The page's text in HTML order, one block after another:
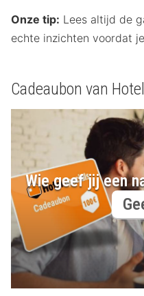
Onze tip: Lees altijd de
echte inzichten voordat
Cadeaubon van
Wie geef jij een